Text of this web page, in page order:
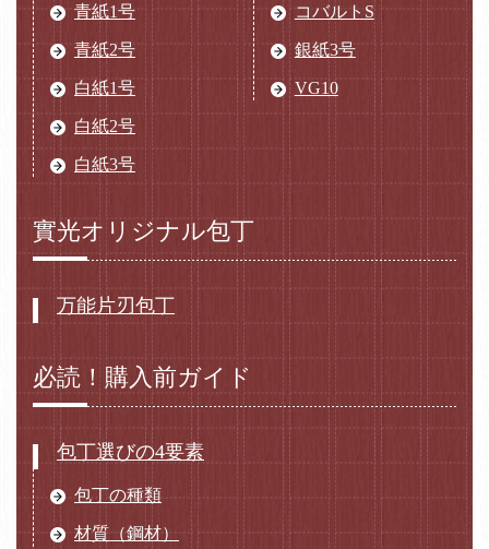
青紙1号
青紙2号
白紙1号
白紙2号
白紙3号
コバルトS
銀紙3号
VG10
實光オリジナル包丁
万能片刃包丁
必読！購入前ガイド
包丁選びの4要素
包丁の種類
材質（鋼材）